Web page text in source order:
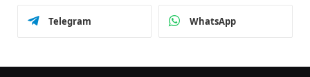
Telegram WhatsApp